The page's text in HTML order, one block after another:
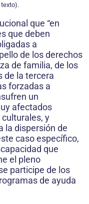
que “en
que deben
a
de los derechos
de familia, de los
de la tercera
forzadas a
un
afectados
y
la dispersión de
caso específico,
que
el pleno
participe de los
de ayuda